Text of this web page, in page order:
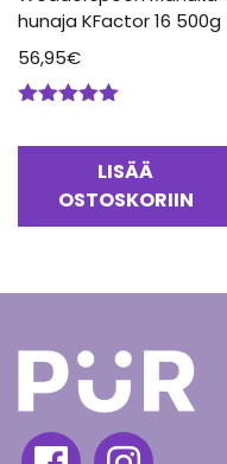
hunaja KFactor 16 500g
56,95€
LISÄÄ
OSTOSKORIIN